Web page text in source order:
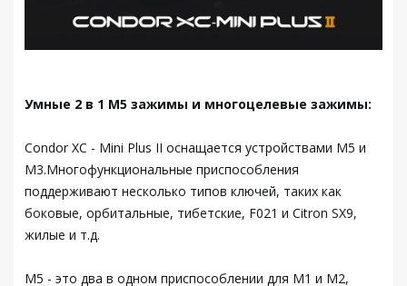
Умные 2 в 1 M5 зажимы и многоцелевые зажимы:
Condor XC - Mini Plus II оснащается устройствами M5 и
M3.Многофункциональные приспособления
поддерживают несколько типов ключей, таких как
боковые, орбитальные, тибетские, F021 и Citron SX9,
жилые и т.д.
M5 - это два в одном приспособлении для M1 и M2,